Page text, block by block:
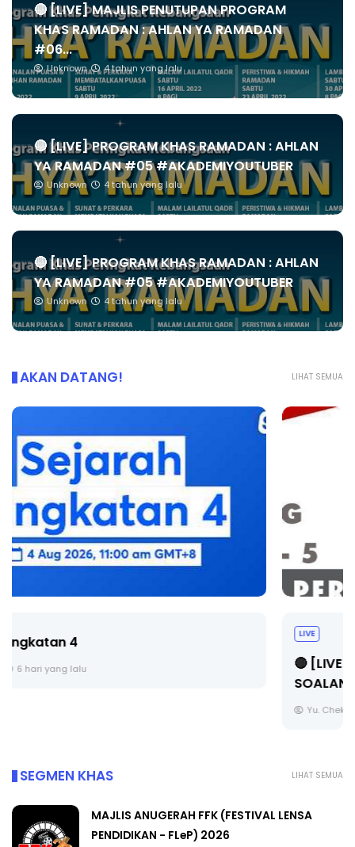
🔴 [LIVE] MAJLIS PENUTUPAN PROGRAM
KHAS RAMADAN : AHLAN YA RAMADAN
#06...
Unknown 4 tahun yang lalu
🔴 [LIVE] PROGRAM KHAS RAMADAN : AHLAN
YA RAMADAN #05 #AKADEMIYOUTUBER
Unknown 4 tahun yang lalu
🔴 [LIVE] PROGRAM KHAS RAMADAN : AHLAN
YA RAMADAN #05 #AKADEMIYOUTUBER
Unknown 4 tahun yang lalu
LIHAT SEMUA
AKAN DATANG!
🔴 [LIVE] PRINSIP PERAKAUNAN, BEDAH TUNTAS
LIHAT SEMUA
SEGMEN KHAS
MAJLIS ANUGERAH FFK (FESTIVAL LENSA
PENDIDIKAN - FLeP) 2026